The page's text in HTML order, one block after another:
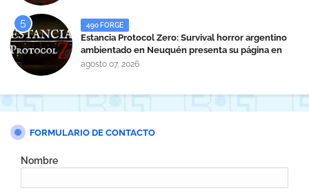
490 FORGE
Estancia Protocol Zero: Survival horror argentino
ambientado en Neuquén presenta su página en
Steam
agosto 07, 2026
FORMULARIO DE CONTACTO
Nombre